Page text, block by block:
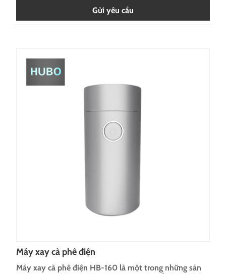
Gửi yêu cầu
Máy xay cà phê điện
Máy xay cà phê điện HB-160 là một trong những sản